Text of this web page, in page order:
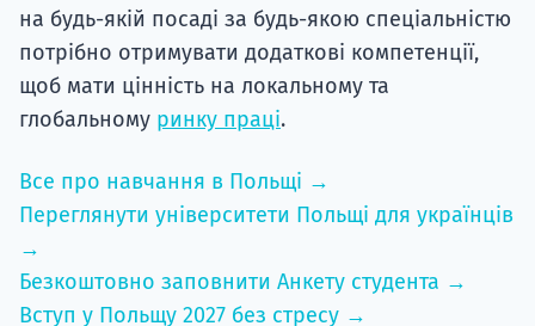
на будь-якій посаді за будь-якою спеціальністю
потрібно отримувати додаткові компетенції,
щоб мати цінність на локальному та
глобальному ринку праці.
Все про навчання в Польщі →
Переглянути університети Польщі для українців
→
Безкоштовно заповнити Анкету студента →
Вступ у Польщу 2027 без стресу →